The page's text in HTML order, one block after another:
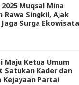
Muqsal Mina
Rawa Singkil, Ajak
Surga Ekowisata
Maju Ketua Umum
Satukan Kader dan
Kejayaan Partai